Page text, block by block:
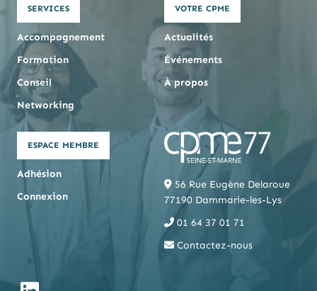
SERVICES
Accompagnement
Formation
Conseil
Networking
VOTRE CPME
Actualités
Événements
À propos
ESPACE MEMBRE
Adhésion
Connexion
56 Rue Eugène Delaroue
77190 Dammarie-les-Lys
01 64 37 01 71
Contactez-nous